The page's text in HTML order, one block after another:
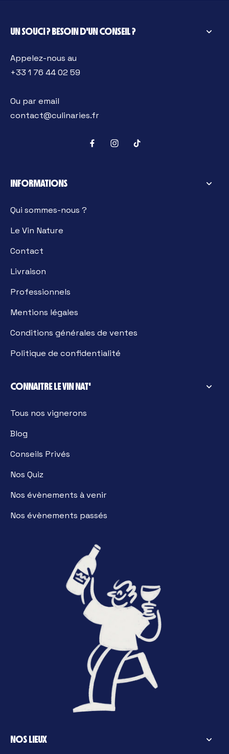
UN SOUCI ? BESOIN D'UN CONSEIL ?
Appelez-nous au
+33 1 76 44 02 59
Ou par email
contact@culinaries.fr
INFORMATIONS
Qui sommes-nous ?
Le Vin Nature
Contact
Livraison
Professionnels
Mentions légales
Conditions générales de ventes
Politique de confidentialité
CONNAITRE LE VIN NAT'
Tous nos vignerons
Blog
Conseils Privés
Nos Quiz
Nos évènements à venir
Nos évènements passés
NOS LIEUX